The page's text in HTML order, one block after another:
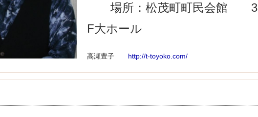
場所：松茂町町民会館 3
F大ホール
高瀬豊子 http://t-toyoko.com/